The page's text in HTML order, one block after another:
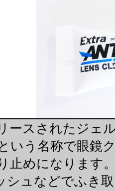
ースされたジェ
いう名称で眼鏡
止めになります
シュなどでふき